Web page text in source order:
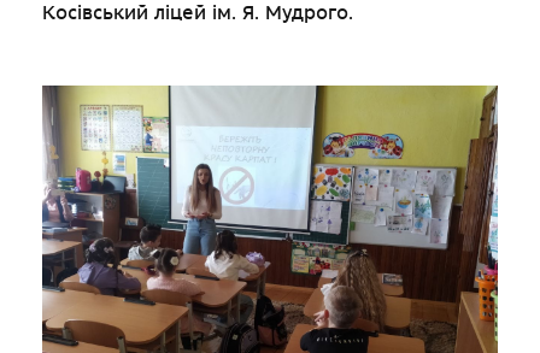
Косівський ліцей ім. Я. Мудрого.